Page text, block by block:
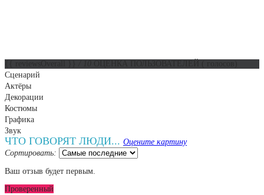
Сценарий
Актёры
Декорации
Костюмы
Графика
Звук
ЧТО ГОВОРЯТ ЛЮДИ... Оцените картину
Сортировать:
Ваш отзыв будет первым.
Проверенный